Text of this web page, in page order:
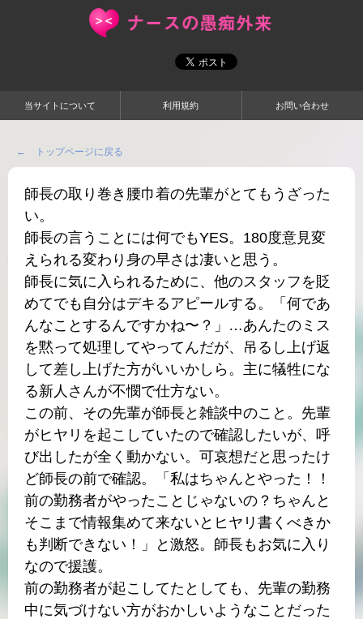
当サイトについて 利用規約 お問い合わせ
← トップページに戻る
師長の取り巻き腰巾着の先輩がとてもうざった
い。
師長の言うことには何でもYES。180度意見変
えられる変わり身の早さは凄いと思う。
師長に気に入られるために、他のスタッフを貶
めてでも自分はデキるアピールする。「何であ
んなことするんですかね〜？」…あんたのミス
を黙って処理してやってんだが、吊るし上げ返
して差し上げた方がいいかしら。主に犠牲にな
る新人さんが不憫で仕方ない。
この前、その先輩が師長と雑談中のこと。先輩
がヒヤリを起こしていたので確認したいが、呼
び出したが全く動かない。可哀想だと思ったけ
ど師長の前で確認。「私はちゃんとやった！！
前の勤務者がやったことじゃないの？ちゃんと
そこまで情報集めて来ないとヒヤリ書くべきか
も判断できない！」と激怒。師長もお気に入り
なので援護。
前の勤務者が起こしてたとしても、先輩の勤務
中に気づけない方がおかしいようなことだった